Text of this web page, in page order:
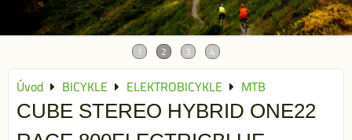
Úvod BICYKLE ELEKTROBICYKLE MTB
CUBE STEREO HYBRID ONE22